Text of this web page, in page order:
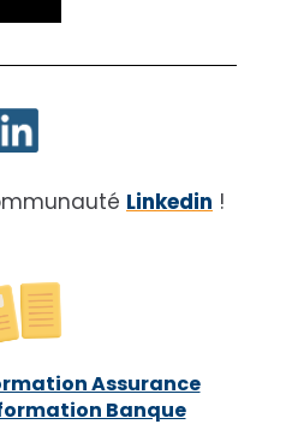
Linkedin !
Assurance
Banque